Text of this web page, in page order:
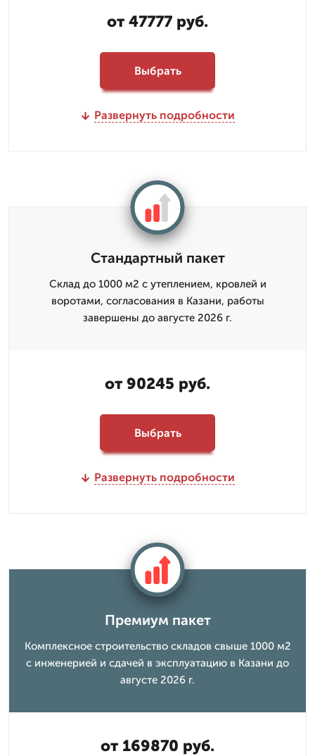
от 47777 руб.
Выбрать
Развернуть подробности
Стандартный пакет
Склад до 1000 м2 с утеплением, кровлей и
воротами, согласования в Казани, работы
завершены до августе 2026 г.
от 90245 руб.
Выбрать
Развернуть подробности
Премиум пакет
Комплексное строительство складов свыше 1000 м2
с инженерией и сдачей в эксплуатацию в Казани до
августе 2026 г.
от 169870 руб.